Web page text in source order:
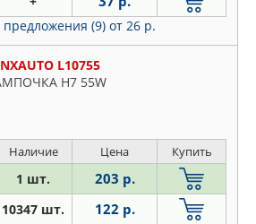
предложения (9) от 26 р.
L10755
H7 55W
Наличие Цена Купить
1 шт. 203 р.
10347 шт. 122 р.